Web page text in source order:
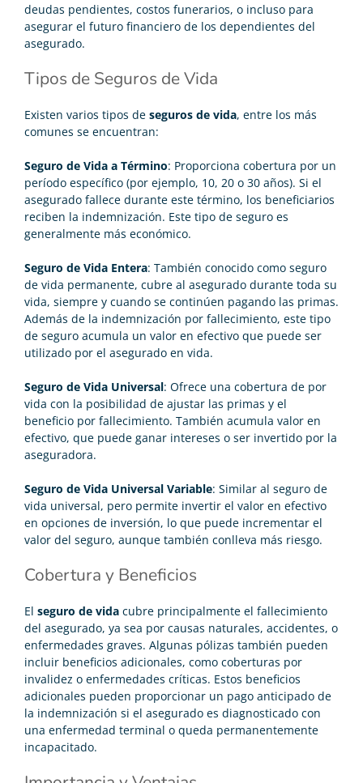
deudas pendientes, costos funerarios, o incluso para
asegurar el futuro financiero de los dependientes del
asegurado.
Tipos de Seguros de Vida
Existen varios tipos de seguros de vida, entre los más
comunes se encuentran:
Seguro de Vida a Término: Proporciona cobertura por un
período específico (por ejemplo, 10, 20 o 30 años). Si el
asegurado fallece durante este término, los beneficiarios
reciben la indemnización. Este tipo de seguro es
generalmente más económico.
Seguro de Vida Entera: También conocido como seguro
de vida permanente, cubre al asegurado durante toda su
vida, siempre y cuando se continúen pagando las primas.
Además de la indemnización por fallecimiento, este tipo
de seguro acumula un valor en efectivo que puede ser
utilizado por el asegurado en vida.
Seguro de Vida Universal: Ofrece una cobertura de por
vida con la posibilidad de ajustar las primas y el
beneficio por fallecimiento. También acumula valor en
efectivo, que puede ganar intereses o ser invertido por la
aseguradora.
Seguro de Vida Universal Variable: Similar al seguro de
vida universal, pero permite invertir el valor en efectivo
en opciones de inversión, lo que puede incrementar el
valor del seguro, aunque también conlleva más riesgo.
Cobertura y Beneficios
El seguro de vida cubre principalmente el fallecimiento
del asegurado, ya sea por causas naturales, accidentes, o
enfermedades graves. Algunas pólizas también pueden
incluir beneficios adicionales, como coberturas por
invalidez o enfermedades críticas. Estos beneficios
adicionales pueden proporcionar un pago anticipado de
la indemnización si el asegurado es diagnosticado con
una enfermedad terminal o queda permanentemente
incapacitado.